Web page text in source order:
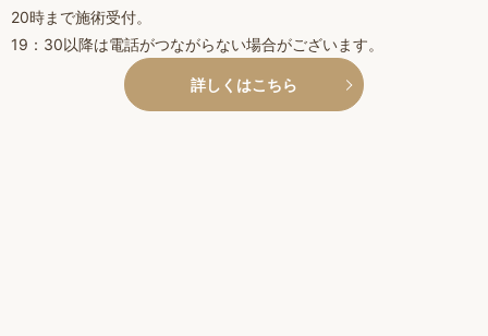
20時まで施術受付。
19：30以降は電話がつながらない場合がございます。
詳しくはこちら